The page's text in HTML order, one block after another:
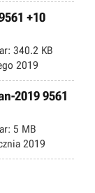
+10
340.2 KB
2019
2019 9561
5 MB
2019